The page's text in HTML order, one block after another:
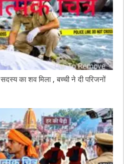
सदस्य का शव मिला , बच्ची ने दी परिजनों